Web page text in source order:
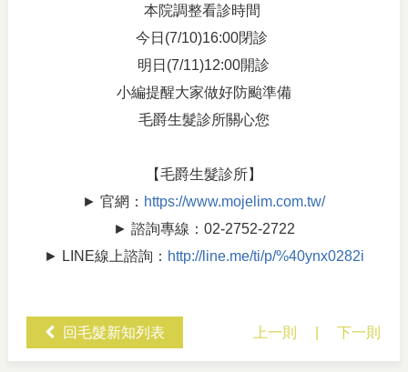
本院調整看診時間
今日(7/10)16:00閉診
明日(7/11)12:00開診
小編提醒大家做好防颱準備
毛爵生髮診所關心您
【毛爵生髮診所】
► 官網： https://www.mojelim.com.tw/
► 諮詢專線：02-2752-2722
► LINE線上諮詢： http://line.me/ti/p/%40ynx0282i
回毛髮新知列表 上一則 |下一則